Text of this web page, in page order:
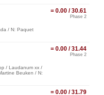
= 0.00 / 30.61
Phase 2
/ N: Paquet
= 0.00 / 31.44
Phase 2
/ Laudanum xx /
Beuken / N:
= 0.00 / 31.79